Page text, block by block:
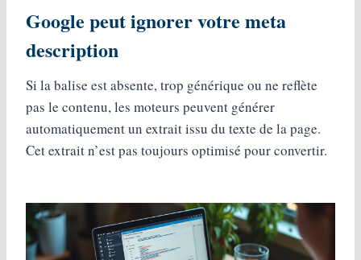
Google peut ignorer votre meta
description
Si la balise est absente, trop générique ou ne reflète
pas le contenu, les moteurs peuvent générer
automatiquement un extrait issu du texte de la page.
Cet extrait n’est pas toujours optimisé pour convertir.